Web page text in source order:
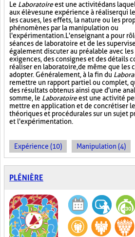
Le Laboratoireest une activité dans
aux élèves une expérience à réaliser qui
les causes, les effets, la nature ou les
phénomènes par la manipulation ou
l'expérimentation. L'enseignant a pour
séances de laboratoire et de les
également discuter au préalable avec
exigences, des consignes et des détails
réaliser en laboratoire, de même que les
adopter. Généralement, à la fin du
remettre un rapport partiel ou complet,
des résultats obtenus ainsi que d'une
somme, le Laboratoireest une activité
mettre en application et de concrétiser
théoriques et procédurales sur un sujet
et l'expérimentation.
Expérience (10) Manipulation (4)
PLÉNIÈRE